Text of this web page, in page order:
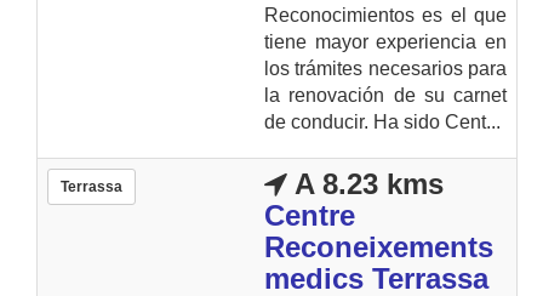
Reconocimientos es el que
tiene mayor experiencia en
los trámites necesarios para
la renovación de su carnet
de conducir. Ha sido Cent...
Terrassa
A 8.23 kms
Centre
Reconeixements
medics Terrassa